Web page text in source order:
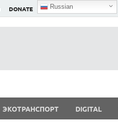
DONATE Russian
ЭКОТРАНСПОРТ DIGITAL